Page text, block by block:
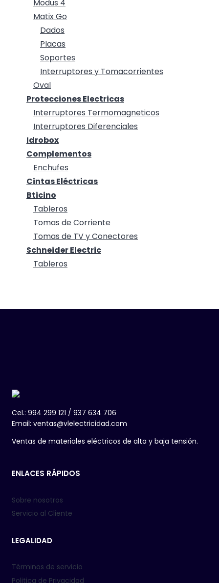
Modus 4
Matix Go
Dados
Placas
Soportes
Interruptores y Tomacorrientes
Oval
Protecciones Electricas
Interruptores Termomagneticos
Interruptores Diferenciales
Idrobox
Complementos
Enchufes
Cintas Eléctricas
Bticino
Tableros
Tomas de Corriente
Tomas de TV y Conectores
Schneider Electric
Tableros
Cel.: 994 299 121 / 937 634 706
Email: ventas@vlelectricidad.com
Ventas de materiales eléctricos de alta y baja tensión.
ENLACES RÁPIDOS
Sobre nosotros
Servicio al Cliente
LEGALIDAD
Términos de servicio
Politica de Privacidad